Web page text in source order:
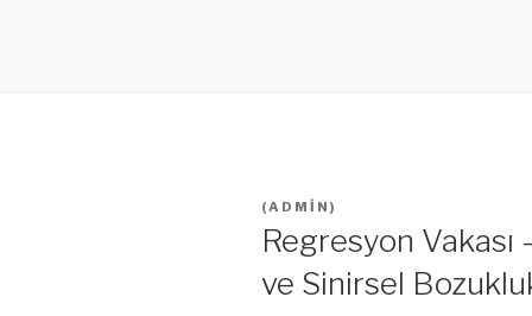
(ADMIN )
Regresyon Vakası
ve Sinirsel